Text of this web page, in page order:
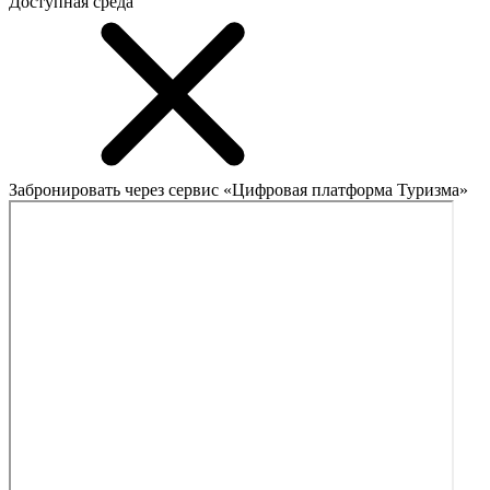
Забронировать через сервис «Цифровая платформа Туризма»